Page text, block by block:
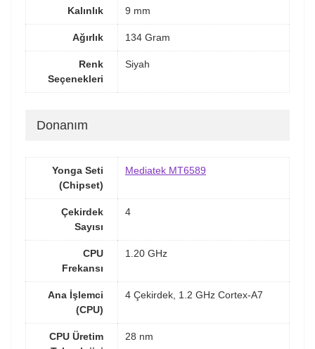
Kalınlık 9 mm
Ağırlık 134 Gram
Renk
Seçenekleri
Siyah
Donanım
Yonga Seti
(Chipset)
Mediatek MT6589
Çekirdek
Sayısı
4
CPU
Frekansı
1.20 GHz
Ana İşlemci
(CPU)
4 Çekirdek, 1.2 GHz Cortex-A7
CPU Üretim
28 nm